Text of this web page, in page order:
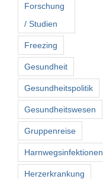
Forschung
/ Studien
Freezing
Gesundheit
Gesundheitspolitik
Gesundheitswesen
Gruppenreise
Harnwegsinfektionen
Herzerkrankung